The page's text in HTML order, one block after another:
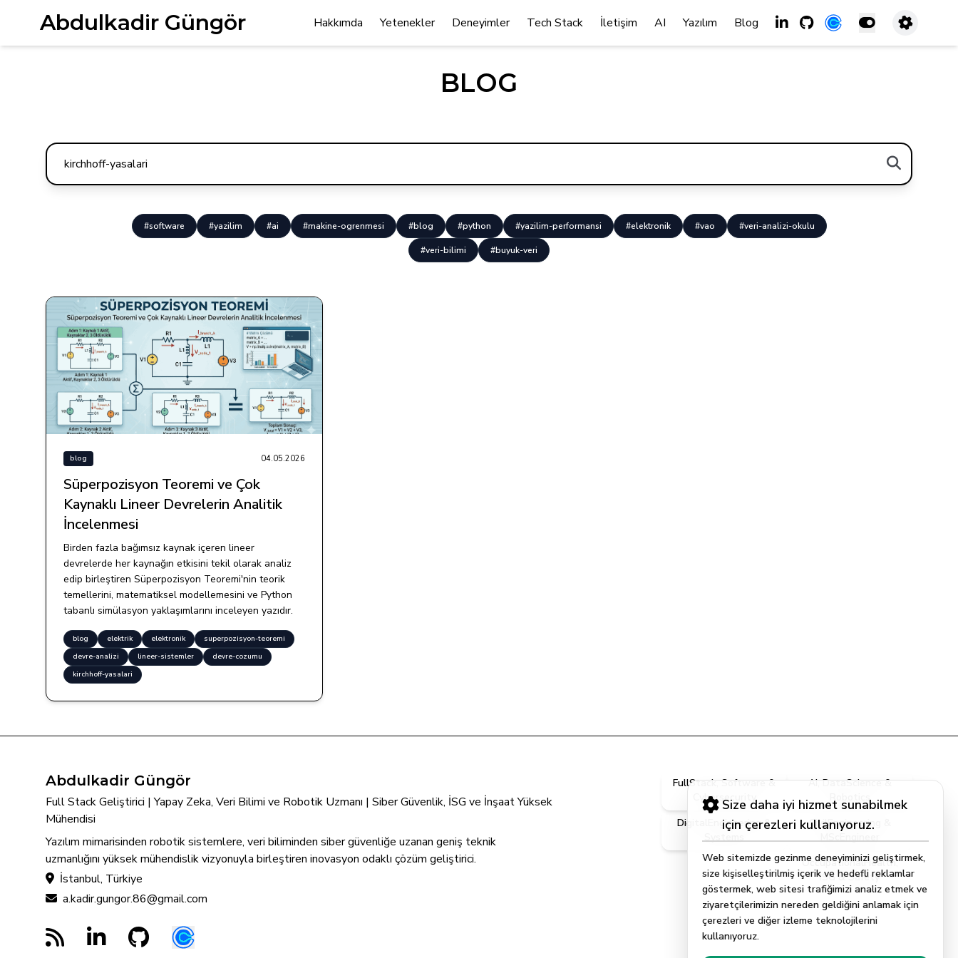
Abdulkadir Güngör Hakkımda Yetenekler Deneyimler Tech Stack İletişim AI Yazılım Blog
Size daha iyi hizmet sunabilmek
için çerezleri kullanıyoruz.
Web sitemizde gezinme deneyiminizi geliştirmek,
size kişiselleştirilmiş içerik ve hedefli reklamlar
göstermek, web sitesi trafiğimizi analiz etmek ve
ziyaretçilerimizin nereden geldiğini anlamak için
çerezleri ve diğer izleme teknolojilerini
kullanıyoruz.
BLOG
#software #yazilim #ai #makine-ogrenmesi #blog #python #yazilim-performansi #elektronik #vao #veri-analizi-okulu
#veri-bilimi #buyuk-veri
blog 04.05.2026
Süperpozisyon Teoremi ve Çok
Kaynaklı Lineer Devrelerin Analitik
İncelenmesi
Birden fazla bağımsız kaynak içeren lineer
devrelerde her kaynağın etkisini tekil olarak analiz
edip birleştiren Süperpozisyon Teoremi'nin teorik
temellerini, matematiksel modellemesini ve Python
tabanlı simülasyon yaklaşımlarını inceleyen yazıdır.
blog elektrik elektronik
superpozisyon-teoremi
devre-analizi
lineer-sistemler
devre-cozumu
kirchhoff-yasalari
Abdulkadir Güngör
Full Stack Geliştirici | Yapay Zeka, Veri Bilimi ve Robotik Uzmanı | Siber Güvenlik, İSG ve İnşaat Yüksek
Mühendisi
Yazılım mimarisinden robotik sistemlere, veri biliminden siber güvenliğe uzanan geniş teknik
uzmanlığını yüksek mühendislik vizyonuyla birleştiren inovasyon odaklı çözüm geliştirici.
İstanbul, Türkiye
a.kadir.gungor.86@gmail.com
FullStack, Software &
Cybersecurity
AI, DataScience &
Robotics
DigitalEngineering &
Systems
CivilEngineering &
MScEngineer
OccupationalHealth,
ISG & Safety